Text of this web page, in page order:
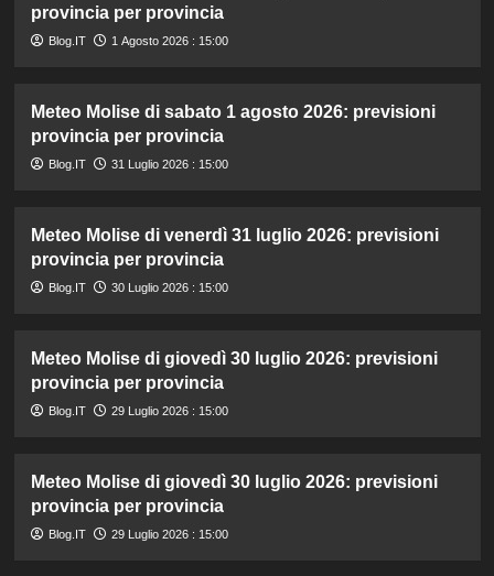
provincia per provincia
Blog.IT 1 Agosto 2026 : 15:00
Meteo Molise di sabato 1 agosto 2026: previsioni
provincia per provincia
Blog.IT 31 Luglio 2026 : 15:00
Meteo Molise di venerdì 31 luglio 2026: previsioni
provincia per provincia
Blog.IT 30 Luglio 2026 : 15:00
Meteo Molise di giovedì 30 luglio 2026: previsioni
provincia per provincia
Blog.IT 29 Luglio 2026 : 15:00
Meteo Molise di giovedì 30 luglio 2026: previsioni
provincia per provincia
Blog.IT 29 Luglio 2026 : 15:00